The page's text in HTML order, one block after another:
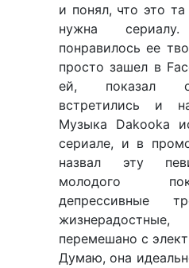
и понял, что это
нужна
понравилось ее
просто зашел в
ей, показал
встретились и
Музыка Dakooka
сериале, и в
назвал эту
молодого
депрессивные
перемешано с
Думаю, она